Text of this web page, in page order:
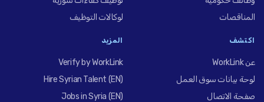
المناقصات
لوكالات التوظيف
اكتشف
عن WorkLink
لوحة بيانات سوق العمل
صفحة الاتصال
المزيد
Verify by WorkLink
Hire Syrian Talent (EN)
Jobs in Syria (EN)